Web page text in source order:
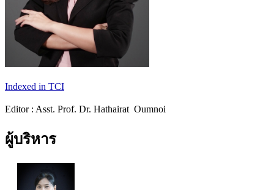
Indexed in TCI
Editor : Asst. Prof. Dr. Hathairat Oumnoi
ผู้บริหาร